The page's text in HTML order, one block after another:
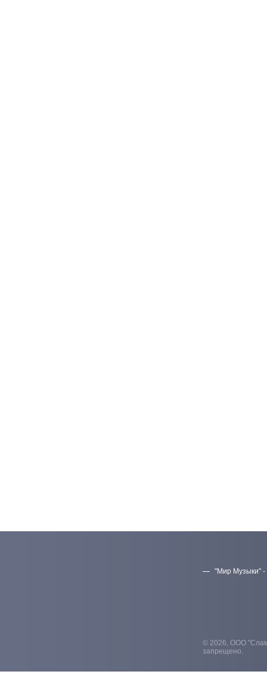
"Мир Музыки" -
© 2026, ООО
запрещено.